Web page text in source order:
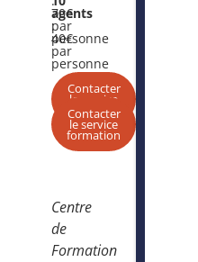
70€
par
personne
Contacter
le service
formation
agents
:
40€
par
personne
Contacter
le service
formation
Centre
de
Formation